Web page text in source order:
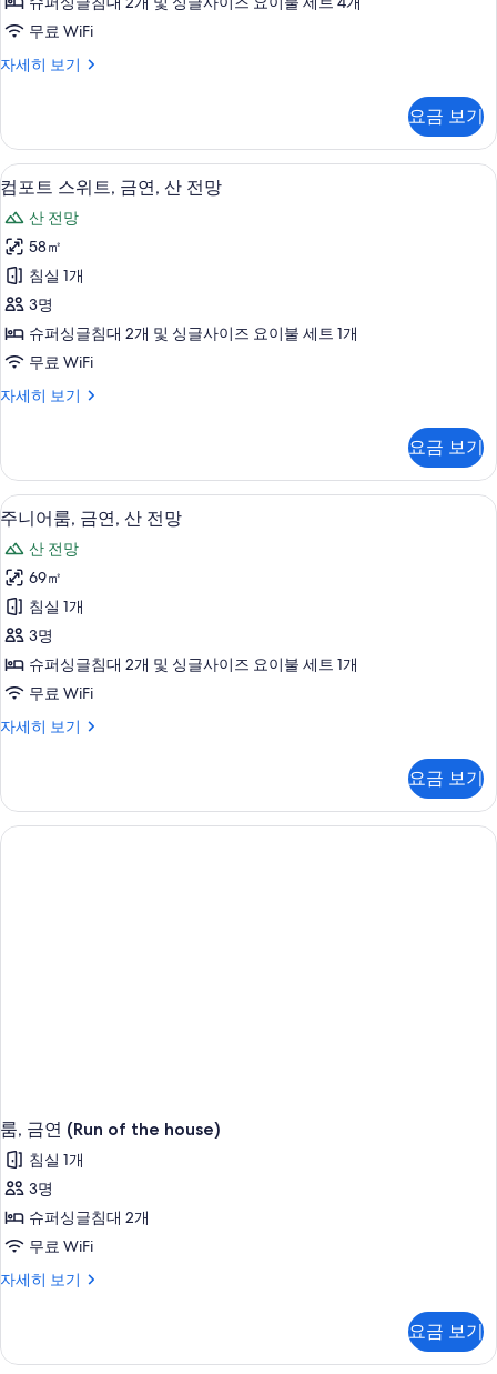
히
보
금
산
망
사
진
모
두
보
기
무료 WiFi
자세히 보기
럭
위
트,
금
연,
산
전
망
자
세
히
보
기
요금 보기
컴
포
트
스
위
트,
금
산
망
사
진
모
두
보
기
고급 침구, 오리/거위털 이불, 객실 내
5
컴포트 스위트, 금연, 산 전망
산 전망
58㎡
침실 1개
3명
슈퍼싱글침대 2개 및 싱글사이즈 요이불 세트 1개
무료 WiFi
자세히 보기
컴
위
트,
금
연,
산
전
망
자
세
히
보
기
요금 보기
주
니
어
룸,
금
연,
산
망
진
모
고급 침구, 오리/거위털 이불, 객실 내
5
주니어룸, 금연, 산 전망
산 전망
69㎡
침실 1개
3명
슈퍼싱글침대 2개 및 싱글사이즈 요이불 세트 1개
무료 WiFi
자세히 보기
주
금
연,
산
요금 보기
룸, 금연 (Run of the house)
침실 1개
3명
슈퍼싱글침대 2개
무료 WiFi
자세히 보기
룸,
of
요금 보기